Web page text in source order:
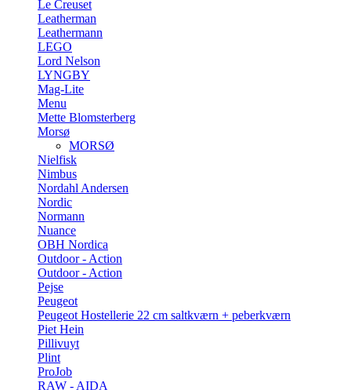
Le Creuset
Leatherman
Leathermann
LEGO
Lord Nelson
LYNGBY
Mag-Lite
Menu
Mette Blomsterberg
Morsø
MORSØ
Nielfisk
Nimbus
Nordahl Andersen
Nordic
Normann
Nuance
OBH Nordica
Outdoor - Action
Outdoor - Action
Pejse
Peugeot
Peugeot Hostellerie 22 cm saltkværn + peberkværn
Piet Hein
Pillivuyt
Plint
ProJob
RAW - AIDA